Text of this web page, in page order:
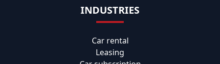
INDUSTRIES
Car rental
Leasing